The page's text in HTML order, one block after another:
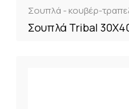
Σουπλά - κουβέρ-
Σουπλά Tribal